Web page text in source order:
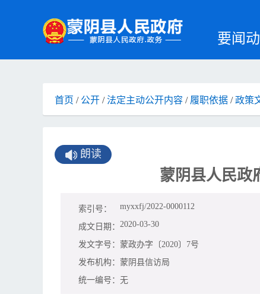
要闻
首页 / 公开 /法定主动公开内容 / 履职依据 /政策
朗读
蒙阴县人民政
索引号： myxxfj/2022-0000112
成文日期： 2020-03-30
发文字号： 蒙政办字〔2020〕7号
发布机构： 蒙阴县信访局
统一编号： 无